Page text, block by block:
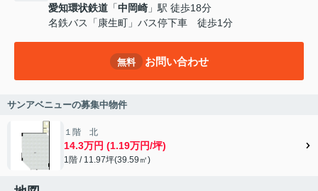
愛知環状鉄道 「中岡崎 」駅 徒歩18分
名鉄バス「康生町」バス停下車 徒歩1分
無料 お問い合わせ
サンアベニューの募集中物件
１階 北
14.3万円 (1.19万円/坪)
1階 / 11.97坪(39.59㎡)